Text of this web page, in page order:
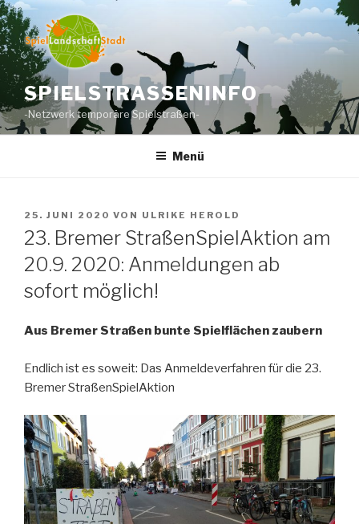
Zum
Inhalt
springen
SPIELSTRASSENINFO
-Netzwerk temporäre Spielstraßen-
Menü
VERÖFFENTLICHT
AM
25. JUNI 2020 VON ULRIKE HEROLD
23. Bremer StraßenSpielAktion am
20.9. 2020: Anmeldungen ab
sofort möglich!
Aus Bremer Straßen bunte Spielflächen zaubern
Endlich ist es soweit: Das Anmeldeverfahren für die 23.
Bremer StraßenSpielAktion